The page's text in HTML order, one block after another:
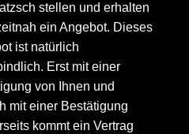
stellen und erhalten
ein Angebot. Dieses
ist natürlich
Erst mit einer
von Ihnen und
mit einer Bestätigung
kommt ein Vertrag